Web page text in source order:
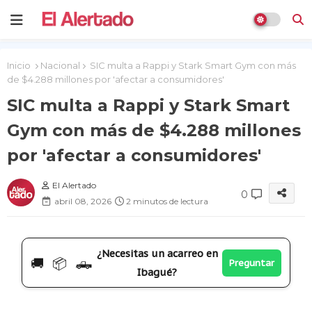
Inicio Nacional
SIC multa a Rappi y Stark Smart Gym con más
de $4.288 millones por 'afectar a consumidores'
SIC multa a Rappi y Stark Smart
Gym con más de $4.288 millones
por 'afectar a consumidores'
El Alertado
abril 08, 2026
2 minutos de lectura
0
🚚 📦 🛻
¿Necesitas un acarreo en
Ibagué?
Preguntar